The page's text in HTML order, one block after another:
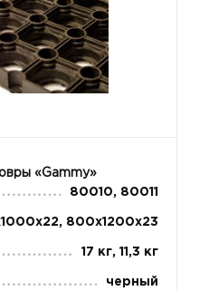
«Gammy»
80010, 80011
800х1200х23
17 кг, 11,3 кг
черный